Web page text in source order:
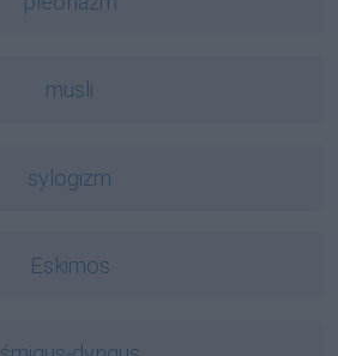
musli
sylogizm
Eskimos